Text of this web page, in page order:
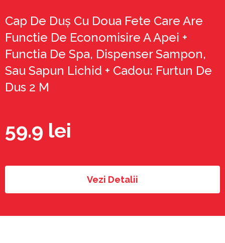
Cap De Duș Cu Doua Fete Care Are
Functie De Economisire A Apei +
Functia De Spa, Dispenser Sampon,
Sau Sapun Lichid + Cadou: Furtun De
Dus 2 M
59.9 lei
Vezi Detalii